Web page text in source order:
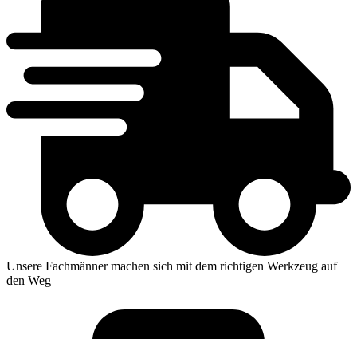
Unsere Fachmänner machen sich mit dem richtigen Werkzeug auf
den Weg